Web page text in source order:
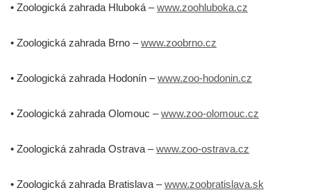
• Zoologická zahrada Hluboká –www.zoohluboka.cz
• Zoologická zahrada Brno –www.zoobrno.cz
• Zoologická zahrada Hodonín –www.zoo-hodonin.cz
• Zoologická zahrada Olomouc –www.zoo-olomouc.cz
• Zoologická zahrada Ostrava –www.zoo-ostrava.cz
• Zoologická zahrada Bratislava –www.zoobratislava.sk